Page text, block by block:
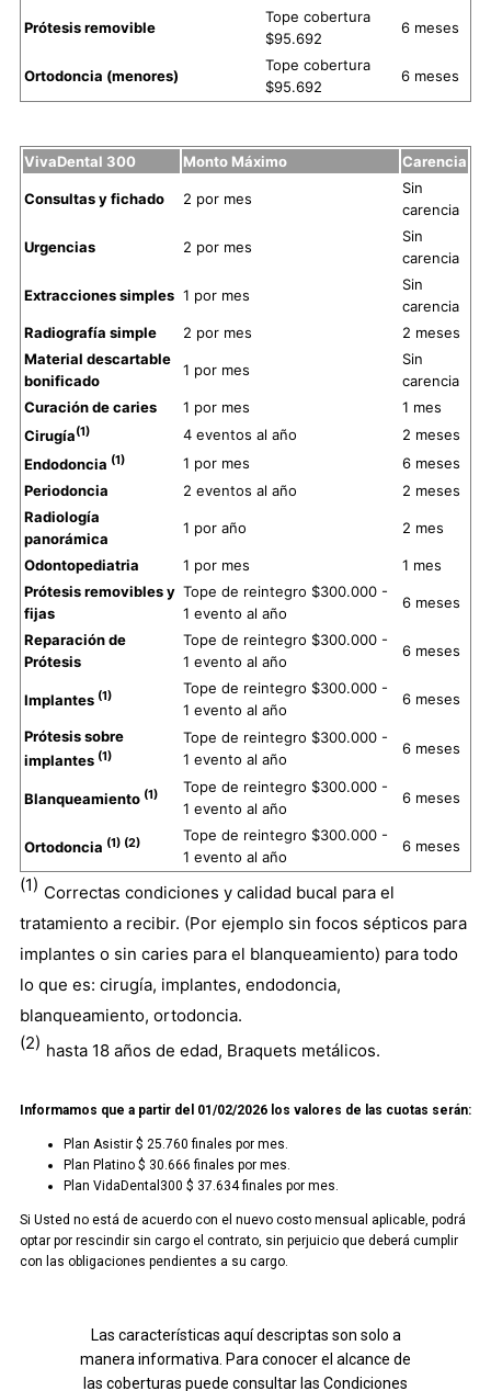
Prótesis removible
Tope cobertura
$95.692
6 meses
Ortodoncia (menores)
Tope cobertura
$95.692
6 meses
VivaDental 300 Monto Máximo Carencia
Consultas y fichado 2 por mes
Sin
carencia
Urgencias 2 por mes
Sin
carencia
Extracciones simples 1 por mes
Sin
carencia
Radiografía simple
2 por mes
2 meses
Material descartable
bonificado
1 por mes
Sin
carencia
Curación de caries
1 por mes
1 mes
Cirugía(1) 4 eventos al año
2 meses
Endodoncia (1) 1 por mes
6 meses
Periodoncia
2 eventos al año
2 meses
Radiología
panorámica
1 por año 2 mes
Odontopediatria 1 por mes
1 mes
Prótesis removibles y
fijas
Tope de reintegro $300.000 -
1 evento al año
6 meses
Reparación de
Prótesis
Tope de reintegro $300.000 -
1 evento al año
6 meses
Implantes (1)
Tope de reintegro $300.000 -
1 evento al año
6 meses
Prótesis sobre
implantes (1)
Tope de reintegro $300.000 -
1 evento al año
6 meses
Blanqueamiento (1)
Tope de reintegro $300.000 -
1 evento al año
6 meses
Ortodoncia (1) (2)
Tope de reintegro $300.000 -
1 evento al año
6 meses
(1) Correctas condiciones y calidad bucal para el
tratamiento a recibir. (Por ejemplo sin focos sépticos para
implantes o sin caries para el blanqueamiento) para todo
lo que es: cirugía, implantes, endodoncia,
blanqueamiento, ortodoncia.
(2) hasta 18 años de edad, Braquets metálicos.
Informamos que a partir del 01/02/2026 los valores de las cuotas serán:
Plan Asistir $ 25.760 finales por mes.
Plan Platino $ 30.666 finales por mes.
Plan VidaDental300 $ 37.634 finales por mes.
Si Usted no está de acuerdo con el nuevo costo mensual aplicable, podrá
optar por rescindir sin cargo el contrato, sin perjuicio que deberá cumplir
con las obligaciones pendientes a su cargo.
Las características aquí descriptas son solo a
manera informativa. Para conocer el alcance de
las coberturas puede consultar las Condiciones